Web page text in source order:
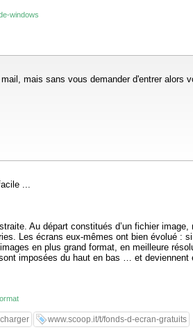
windows
mais sans vous demander d'entrer alors
...
Au départ constitués d’un fichier
Les écrans eux-mêmes ont bien évolué :
en plus grand format, en meilleure
imposées du haut en bas … et
www.scoop.it/t/fonds-d-ecran-gratuits